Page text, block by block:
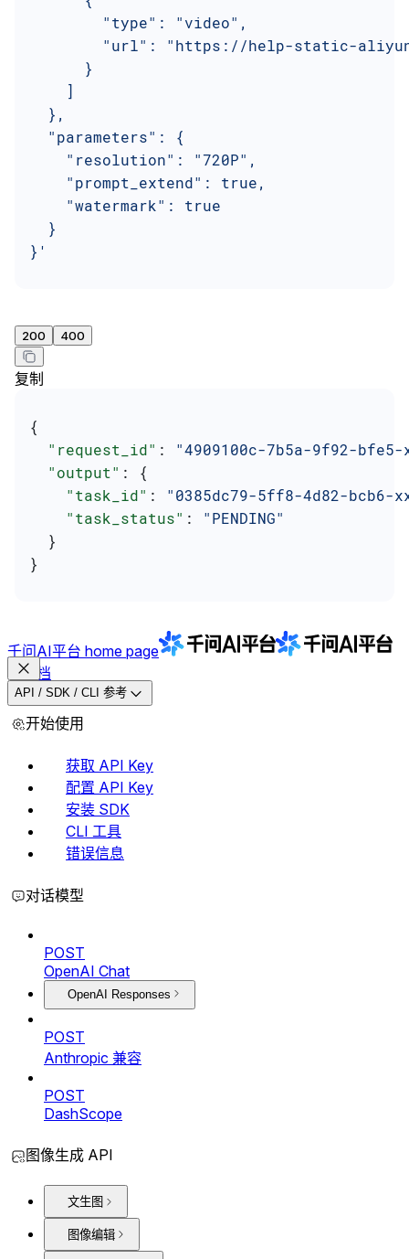
        "type": "video",
"url": "https://help-static-
      }
    ]
  },
  "parameters": {
    "resolution": "720P",
    "prompt_extend": true,
    "watermark": true
  }
}'
200 400
复制
{
  "request_id"
: "4909100c-7b5a-9f92-
  "output"
: {
    "task_id"
: "0385dc79-5ff8-4d82-bcb6-
    "task_status"
: "PENDING"
  }
}
千问AI平台 home page
文档
API / SDK / CLI 参考
开始使用
获取 API Key
配置 API Key
安装 SDK
CLI 工具
错误信息
对话模型
POST
OpenAI Chat
OpenAI Responses
POST
Anthropic 兼容
POST
DashScope
图像生成 API
文生图
图像编辑